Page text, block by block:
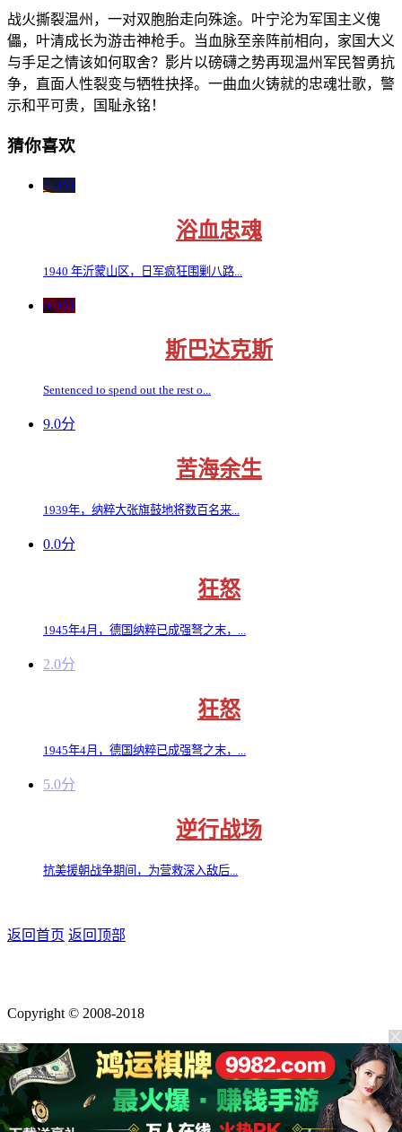
战火撕裂温州，一对双胞胎走向殊途。叶宁沦为军国主义傀
儡，叶清成长为游击神枪手。当血脉至亲阵前相向，家国大义
与手足之情该如何取舍？影片以磅礴之势再现温州军民智勇抗
争，直面人性裂变与牺牲抉择。一曲血火铸就的忠魂壮歌，警
示和平可贵，国耻永铭！
猜你喜欢
7.0分
浴血忠魂
1940 年沂蒙山区，日军疯狂围剿八路...
0.0分
斯巴达克斯
Sentenced to spend out the rest o...
9.0分
苦海余生
1939年，纳粹大张旗鼓地将数百名来...
0.0分
狂怒
1945年4月，德国纳粹已成强弩之末，...
2.0分
狂怒
1945年4月，德国纳粹已成强弩之末，...
5.0分
逆行战场
抗美援朝战争期间，为营救深入敌后...
返回首页 返回顶部
Copyright © 2008-2018